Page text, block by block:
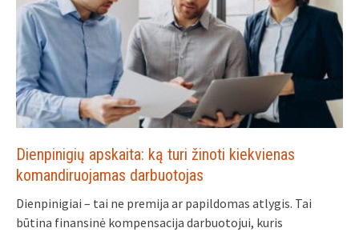
Dienpinigių apskaita: ką turi žinoti kiekvienas
komandiruojamas darbuotojas
Dienpinigiai – tai ne premija ar papildomas atlygis. Tai
būtina finansinė kompensacija darbuotojui, kuris